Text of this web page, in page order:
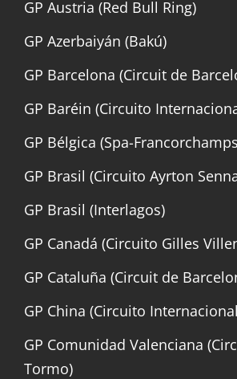
GP Austria (Red Bull Ring)
GP Azerbaiyán (Bakú)
GP Barcelona (Circuit de
GP Baréin (Circuito
GP Bélgica (Spa-
GP Brasil (Circuito Ayrton
GP Brasil (Interlagos)
GP Canadá (Circuito Gilles
GP Cataluña (Circuit de
GP China (Circuito
GP Comunidad Valenciana
Tormo)